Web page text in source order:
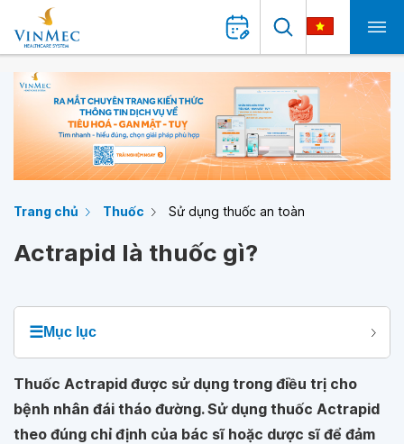
Trang chủ Thuốc Sử dụng thuốc an toàn
Actrapid là thuốc gì?
☰Mục lục
Thuốc Actrapid được sử dụng trong điều trị cho
bệnh nhân đái tháo đường. Sử dụng thuốc Actrapid
theo đúng chỉ định của bác sĩ hoặc dược sĩ để đảm